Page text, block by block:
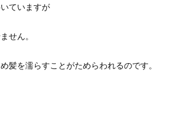
ていますが
せん。
髪を濡らすことがためらわれるのです。